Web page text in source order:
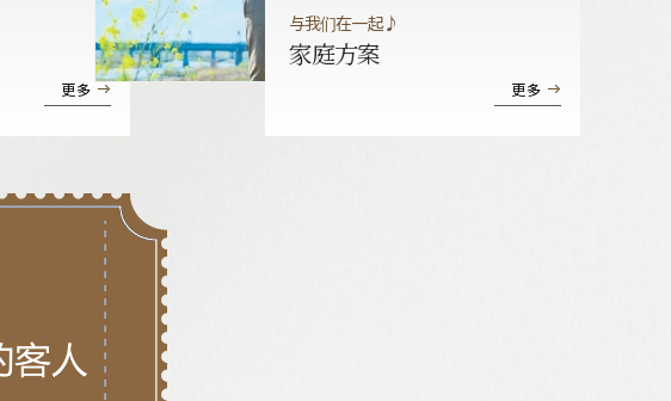
更多
与我们在一起♪
家庭方案
更多